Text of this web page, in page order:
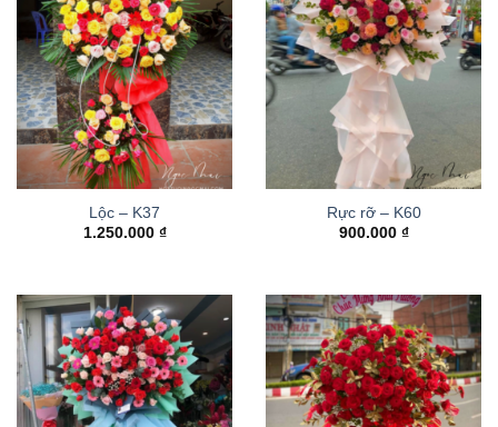
Lộc – K37
1.250.000 ₫
Rực rỡ – K60
900.000 ₫